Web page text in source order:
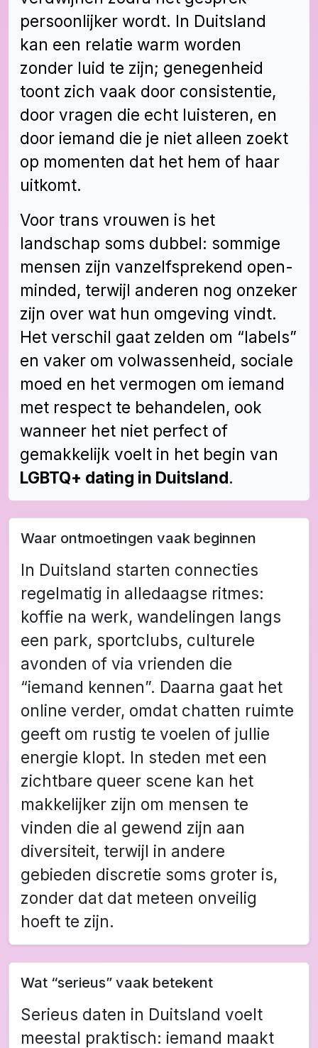
persoonlijker wordt. In Duitsland
kan een relatie warm worden
zonder luid te zijn; genegenheid
toont zich vaak door consistentie,
door vragen die echt luisteren, en
door iemand die je niet alleen zoekt
op momenten dat het hem of haar
uitkomt.
Voor trans vrouwen is het
landschap soms dubbel: sommige
mensen zijn vanzelfsprekend open-
minded, terwijl anderen nog onzeker
zijn over wat hun omgeving vindt.
Het verschil gaat zelden om “labels”
en vaker om volwassenheid, sociale
moed en het vermogen om iemand
met respect te behandelen, ook
wanneer het niet perfect of
gemakkelijk voelt in het begin van
LGBTQ+ dating in Duitsland.
Waar ontmoetingen vaak beginnen
In Duitsland starten connecties
regelmatig in alledaagse ritmes:
koffie na werk, wandelingen langs
een park, sportclubs, culturele
avonden of via vrienden die
“iemand kennen”. Daarna gaat het
online verder, omdat chatten ruimte
geeft om rustig te voelen of jullie
energie klopt. In steden met een
zichtbare queer scene kan het
makkelijker zijn om mensen te
vinden die al gewend zijn aan
diversiteit, terwijl in andere
gebieden discretie soms groter is,
zonder dat dat meteen onveilig
hoeft te zijn.
Wat “serieus” vaak betekent
Serieus daten in Duitsland voelt
meestal praktisch: iemand maakt